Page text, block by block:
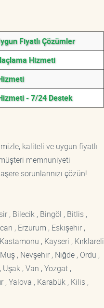
Fiyatlı Çözümler
Hizmeti
- 7/24 Destek
kaliteli ve uygun fiyatlı
memnuniyeti
sorunlarınızı çözün!
, Bilecik , Bingöl , Bitlis ,
, Erzurum , Eskişehir ,
, Kayseri , Kırklareli
, Nevşehir , Niğde , Ordu ,
, Van , Yozgat ,
, Yalova , Karabük , Kilis ,